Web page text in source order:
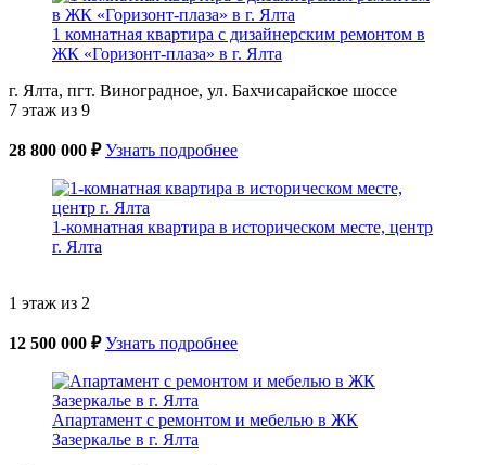
1 комнатная квартира с дизайнерским ремонтом в
ЖК «Горизонт-плаза» в г. Ялта
г. Ялта, пгт. Виноградное, ул. Бахчисарайское шоссе
7 этаж из 9
28 800 000 ₽ Узнать подробнее
1-комнатная квартира в историческом месте, центр
г. Ялта
1 этаж из 2
12 500 000 ₽ Узнать подробнее
Апартамент с ремонтом и мебелью в ЖК
Зазеркалье в г. Ялта